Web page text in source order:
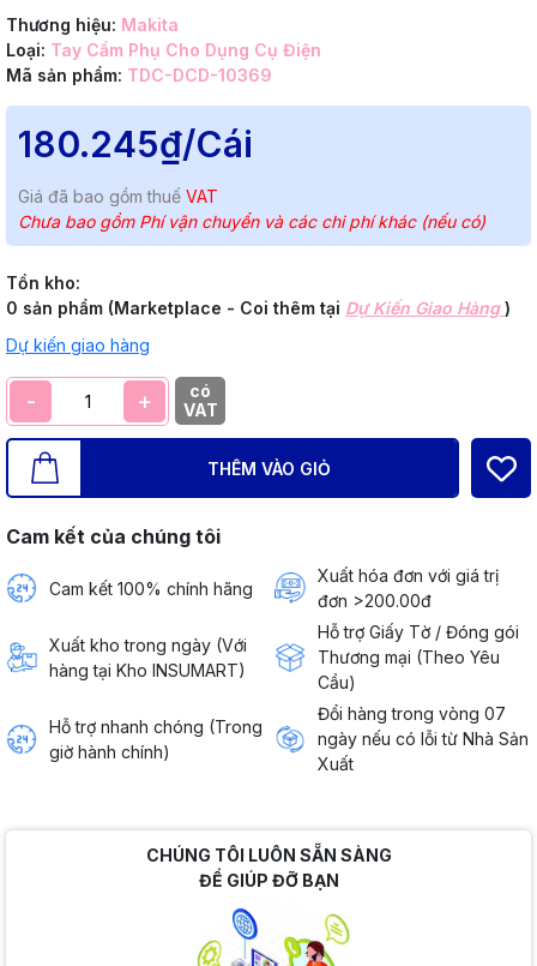
Thương hiệu: Makita
Loại: Tay Cầm Phụ Cho Dụng Cụ Điện
Mã sản phẩm: TDC-DCD-10369
180.245₫/Cái
Giá đã bao gồm thuế VAT
Chưa bao gồm Phí vận chuyển và các chi phí khác (nếu có)
Tồn kho:
0 sản phẩm (Marketplace - Coi thêm tại Dự Kiến Giao Hàng)
Dự kiến giao hàng
- +
có
VAT
THÊM VÀO GIỎ
Cam kết của chúng tôi
Cam kết 100% chính hãng
Xuất hóa đơn với giá trị
đơn >200.00đ
Xuất kho trong ngày (Với
hàng tại Kho INSUMART)
Hỗ trợ Giấy Tờ / Đóng gói
Thương mại (Theo Yêu
Cầu)
Hỗ trợ nhanh chóng (Trong
giờ hành chính)
Đổi hàng trong vòng 07
ngày nếu có lỗi từ Nhà Sản
Xuất
CHÚNG TÔI LUÔN SẴN SÀNG
ĐỂ GIÚP ĐỠ BẠN